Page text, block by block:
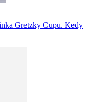
Gretzky Cupu. Kedy